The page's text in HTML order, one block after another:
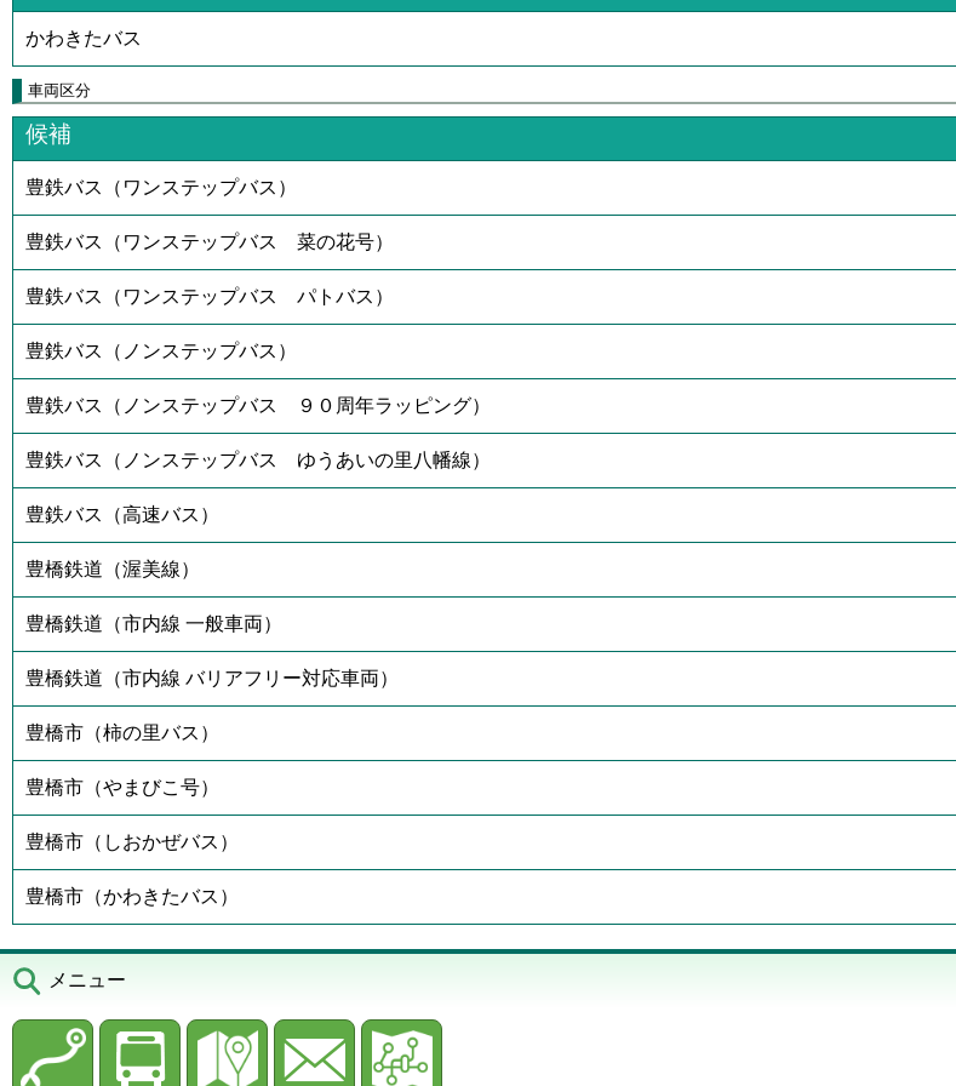
かわきたバス
車両区分
候補
豊鉄バス（ワンステップバス）
豊鉄バス（ワンステップバス 菜の花号）
豊鉄バス（ワンステップバス パトバス）
豊鉄バス（ノンステップバス）
豊鉄バス（ノンステップバス ９０周年ラッピング）
豊鉄バス（ノンステップバス ゆうあいの里八幡線）
豊鉄バス（高速バス）
豊橋鉄道（渥美線）
豊橋鉄道（市内線 一般車両）
豊橋鉄道（市内線 バリアフリー対応車両）
豊橋市（柿の里バス）
豊橋市（やまびこ号）
豊橋市（しおかぜバス）
豊橋市（かわきたバス）
メニュー